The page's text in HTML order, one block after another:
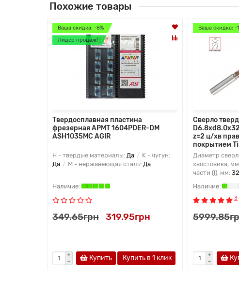
Похожие товары
Ваша скидка: -8%
Лидер продаж!
Твердосплавная пластина
фрезерная APMT 1604PDER-DM
ASH1035MC AGIR
H - твердые материалы: Да
K - чугун:
Да
M - нержавеющая сталь: Да
349.65грн 319.95грн
Купить Купить в 1 клик
Ваша скидка: -
Сверло
z=2 ц/хв
покрытием
Диаметр
хвостовика,
части (l), мм: 32
3